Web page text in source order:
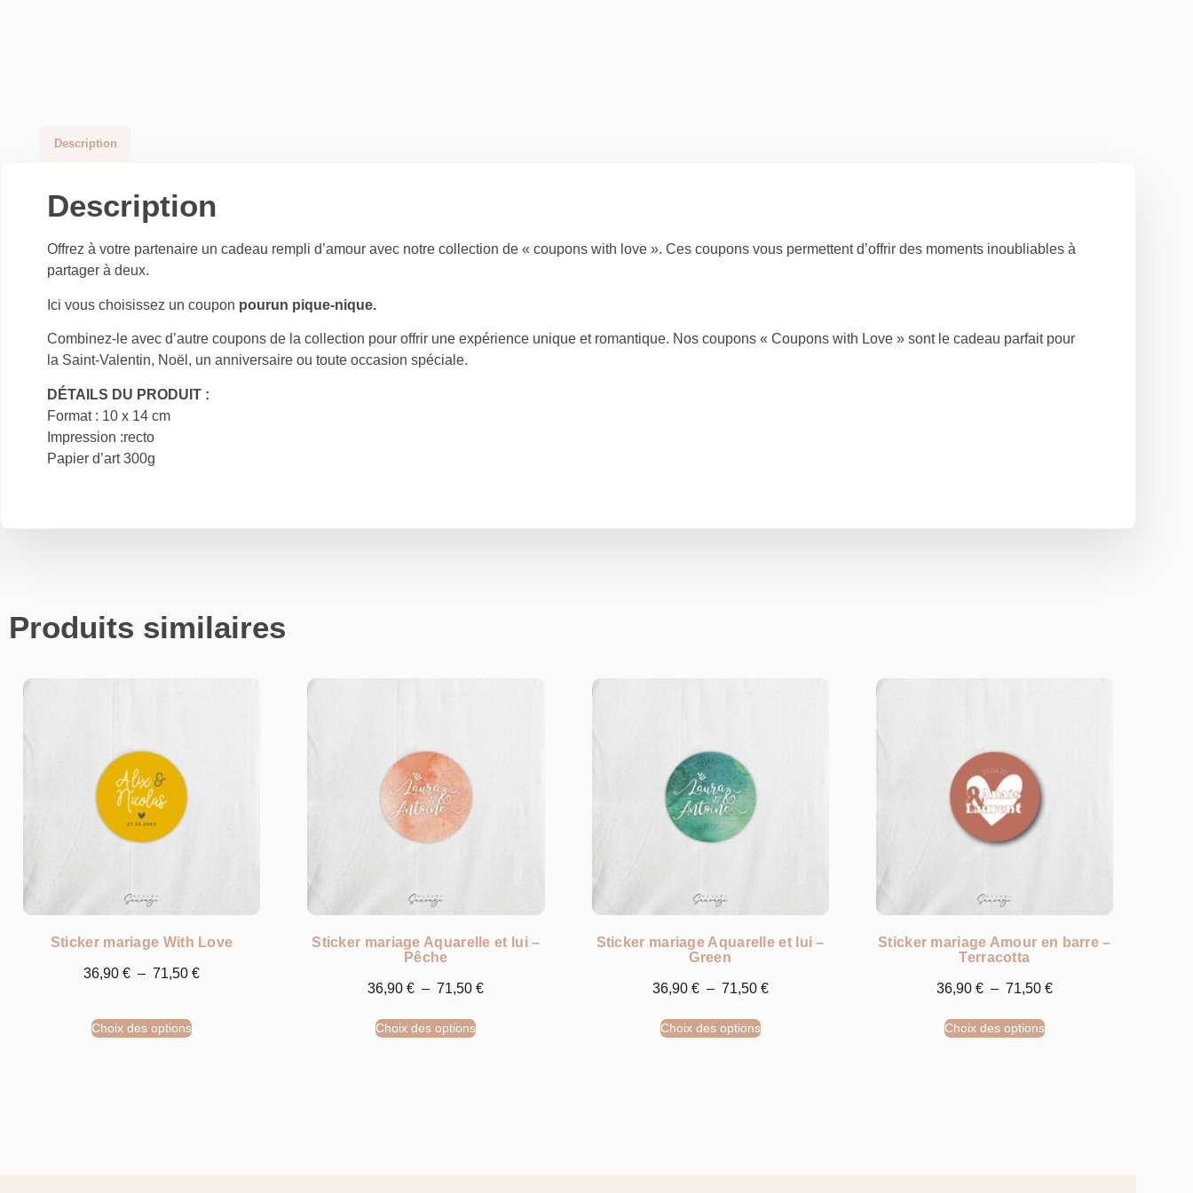
Description
Description
Offrez à votre partenaire un cadeau rempli d’amour avec notre collection de « coupons with love ». Ces coupons vous permettent d’offrir des moments inoubliables à
partager à deux.
Ici vous choisissez un coupon pourun pique-nique.
Combinez-le avec d’autre coupons de la collection pour offrir une expérience unique et romantique. Nos coupons « Coupons with Love » sont le cadeau parfait pour
la Saint-Valentin, Noël, un anniversaire ou toute occasion spéciale.
DÉTAILS DU PRODUIT :
Format : 10 x 14 cm
Impression :recto
Papier d’art 300g
Produits similaires
Sticker mariage With Love
36,90€ – 71,50€
Choix des options
Sticker mariage Aquarelle et lui –
Pêche
36,90€ – 71,50€
Choix des options
Sticker mariage Aquarelle et lui –
Green
36,90 € – 71,50 €
Choix des options
Sticker mariage Amour en barre –
Terracotta
36,90 € – 71,50 €
Choix des options